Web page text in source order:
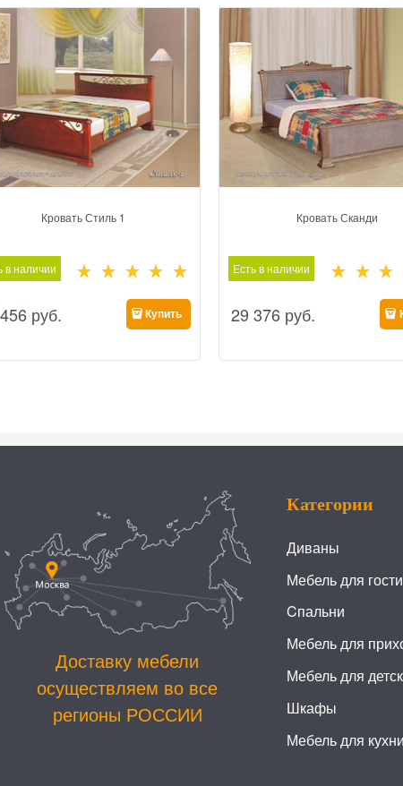
Кровать Стиль 1
в наличии
руб. Купить
Кровать Сканди
Есть в наличии
29 376 руб.
Доставку мебели
осуществляем во все
регионы РОССИИ
Категории
Диваны
Мебель для
Cпальни
Мебель для
Мебель для
Шкафы
Мебель для